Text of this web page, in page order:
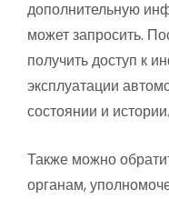
дополнительную
может запросить.
получить доступ к
эксплуатации
состоянии и истории.
Также можно
органам,